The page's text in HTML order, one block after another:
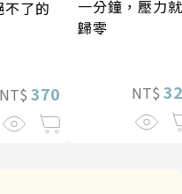
不了的
NT$ 370
一分鐘，壓力就
歸零
NT$